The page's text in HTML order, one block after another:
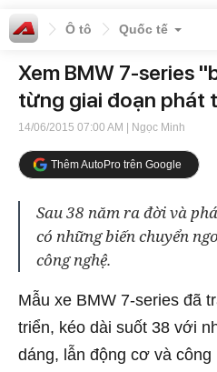
Ô tô Quốc tế
Xem BMW 7-series
từng giai đoạn phát
14/06/2015 07:00 AM | Ngọc Minh
Thêm AutoPro trên Google
Sau 38 năm ra đời và
có những biến chuyển
công nghệ.
Mẫu xe BMW 7-series đã
triển, kéo dài suốt 38 với
dáng, lẫn động cơ và